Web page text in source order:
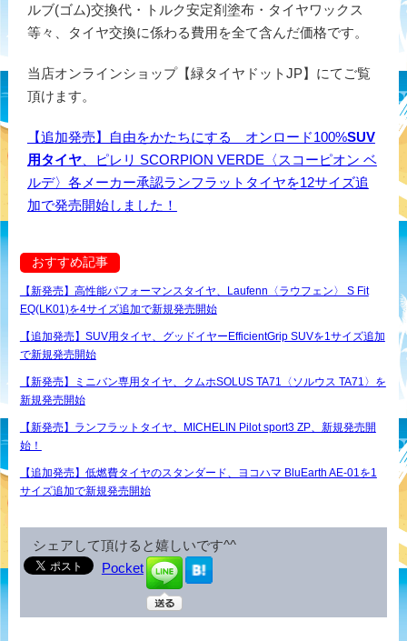
ルブ(ゴム)交換代・トルク安定剤塗布・タイヤワックス
等々、タイヤ交換に係わる費用を全て含んだ価格です。
当店オンラインショップ【緑タイヤドットJP】にてご覧
頂けます。
【追加発売】自由をかたちにする オンロード100%SUV
用タイヤ、ピレリ SCORPION VERDE〈スコーピオン ベ
ルデ〉各メーカー承認ランフラットタイヤを12サイズ追
加で発売開始しました！
おすすめ記事
【新発売】高性能パフォーマンスタイヤ、Laufenn〈ラウフェン〉 S Fit
EQ(LK01)を4サイズ追加で新規発売開始
【追加発売】SUV用タイヤ、グッドイヤーEfficientGrip SUVを1サイズ追加
で新規発売開始
【新発売】ミニバン専用タイヤ、クムホSOLUS TA71〈ソルウス TA71〉を
新規発売開始
【新発売】ランフラットタイヤ、MICHELIN Pilot sport3 ZP、新規発売開
始！
【追加発売】低燃費タイヤのスタンダード、ヨコハマ BluEarth AE-01を1
サイズ追加で新規発売開始
シェアして頂けると嬉しいです^^
Pocket